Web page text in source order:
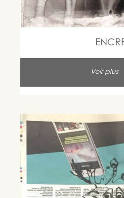
Voir plus